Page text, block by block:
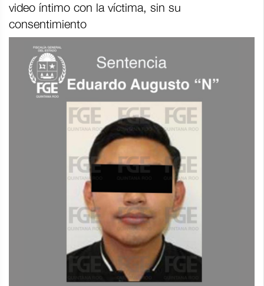
video íntimo con la víctima, sin su
consentimiento